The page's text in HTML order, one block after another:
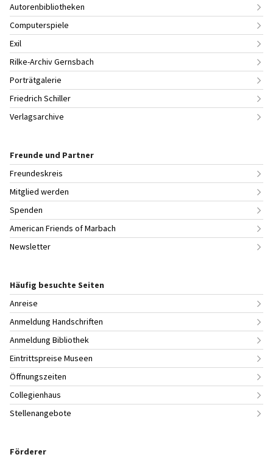
Autorenbibliotheken
Computerspiele
Exil
Rilke-Archiv Gernsbach
Porträtgalerie
Friedrich Schiller
Verlagsarchive
Freunde und Partner
Freundeskreis
Mitglied werden
Spenden
American Friends of Marbach
Newsletter
Häufig besuchte Seiten
Anreise
Anmeldung Handschriften
Anmeldung Bibliothek
Eintrittspreise Museen
Öffnungszeiten
Collegienhaus
Stellenangebote
Förderer